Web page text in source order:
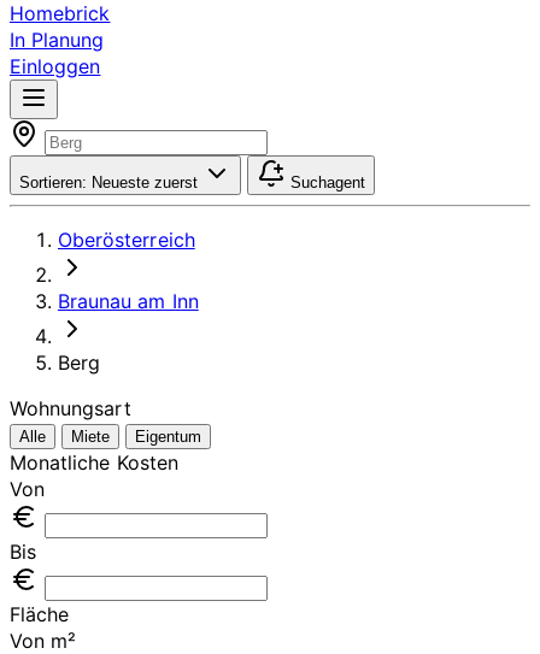
Homebrick
In Planung
Einloggen
Sortieren: Neueste zuerst Suchagent
Oberösterreich
Braunau am Inn
Berg
Wohnungsart
Alle Miete Eigentum
Monatliche Kosten
Von
Bis
Fläche
Von m²